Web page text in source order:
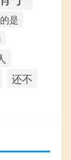
的是
还不